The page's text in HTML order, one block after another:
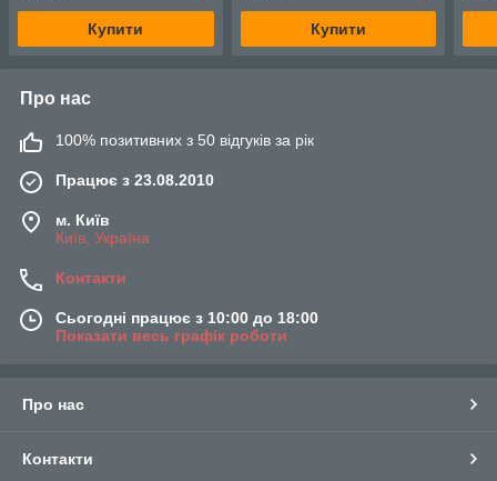
Купити Купити
Про нас
100% позитивних з 50 відгуків за рік
Працює з 23.08.2010
м. Київ
Київ, Україна
Контакти
Сьогодні працює з 10:00 до 18:00
Показати весь графік роботи
Про нас
Контакти